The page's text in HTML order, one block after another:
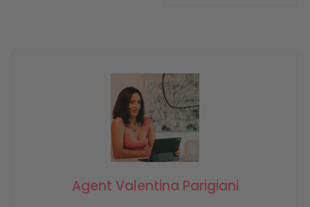
Agent Valentina Parigiani